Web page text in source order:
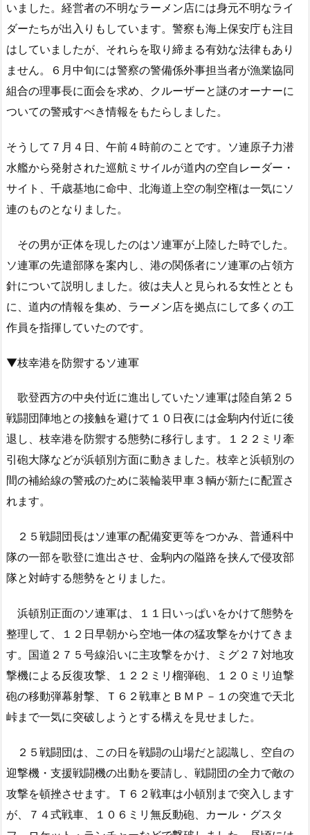
いました。経営者の不明なラーメン店には身元不明なライ
ダーたちが出入りもしています。警察も海上保安庁も注目
はしていましたが、それらを取り締まる有効な法律もあり
ません。６月中旬には警察の警備係外事担当者が漁業協同
組合の理事長に面会を求め、クルーザーと謎のオーナーに
ついての警戒すべき情報をもたらしました。
そうして７月４日、午前４時前のことです。ソ連原子力潜
水艦から発射された巡航ミサイルが道内の空自レーダー・
サイト、千歳基地に命中、北海道上空の制空権は一気にソ
連のものとなりました。
その男が正体を現したのはソ連軍が上陸した時でした。
ソ連軍の先遣部隊を案内し、港の関係者にソ連軍の占領方
針について説明しました。彼は夫人と見られる女性ととも
に、道内の情報を集め、ラーメン店を拠点にして多くの工
作員を指揮していたのです。
▼枝幸港を防禦するソ連軍
歌登西方の中央付近に進出していたソ連軍は陸自第２５
戦闘団陣地との接触を避けて１０日夜には金駒内付近に後
退し、枝幸港を防禦する態勢に移行します。１２２ミリ牽
引砲大隊などが浜頓別方面に動きました。枝幸と浜頓別の
間の補給線の警戒のために装輪装甲車３輌が新たに配置さ
れます。
２５戦闘団長はソ連軍の配備変更等をつかみ、普通科中
隊の一部を歌登に進出させ、金駒内の隘路を挟んで侵攻部
隊と対峙する態勢をとりました。
浜頓別正面のソ連軍は、１１日いっぱいをかけて態勢を
整理して、１２日早朝から空地一体の猛攻撃をかけてきま
す。国道２７５号線沿いに主攻撃をかけ、ミグ２７対地攻
撃機による反復攻撃、１２２ミリ榴弾砲、１２０ミリ迫撃
砲の移動弾幕射撃、Ｔ６２戦車とＢＭＰ－１の突進で天北
峠まで一気に突破しようとする構えを見せました。
２５戦闘団は、この日を戦闘の山場だと認識し、空自の
迎撃機・支援戦闘機の出動を要請し、戦闘団の全力で敵の
攻撃を頓挫させます。Ｔ６２戦車は小頓別まで突入します
が、７４式戦車、１０６ミリ無反動砲、カール・グスタ